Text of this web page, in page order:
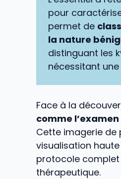
pour
permet de
la nature
distinguant les
nécessitant
Face à la
comme
Cette imagerie de
visualisation
protocole
thérapeutique.